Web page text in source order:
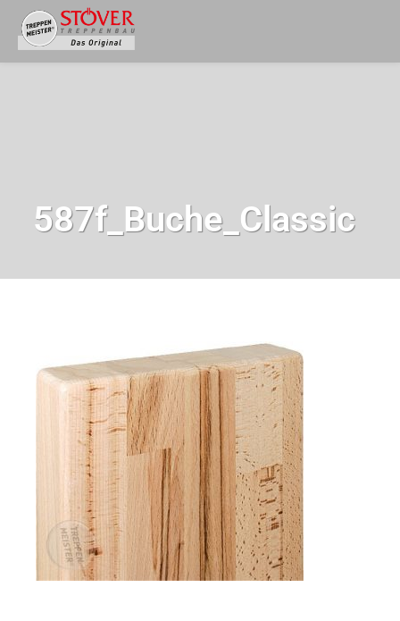
587f_Buche_Classic